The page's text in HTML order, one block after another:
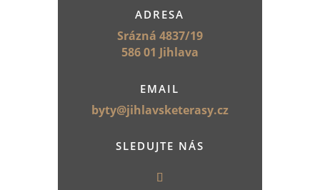
ADRESA
Srázná 4837/19
586 01 Jihlava
EMAIL
byty@jihlavsketerasy.cz
SLEDUJTE NÁS